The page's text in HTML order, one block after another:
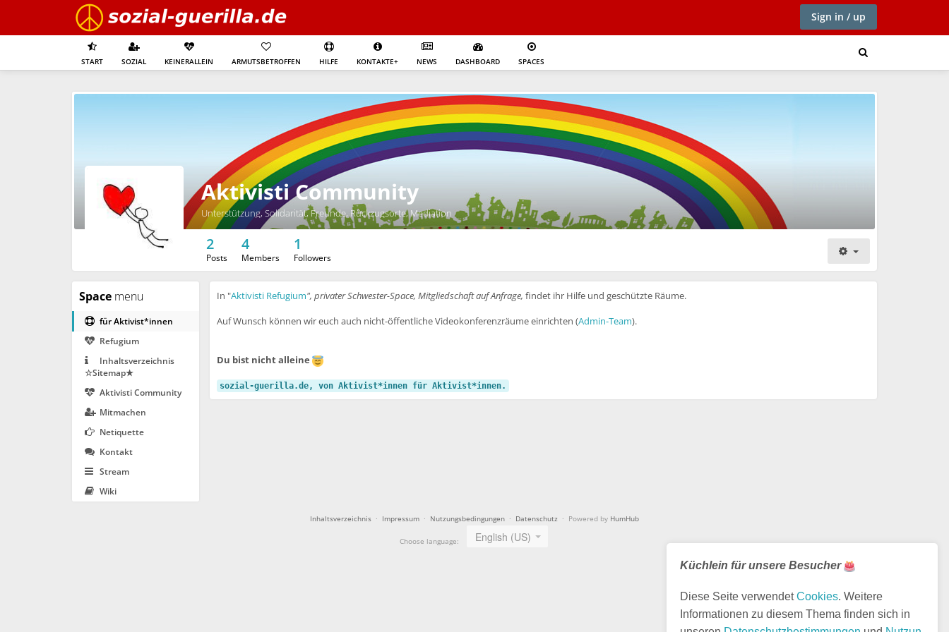
Küchlein für unsere Besucher
Diese Seite verwendetCookies. Weitere
Informationen zu diesem Thema finden sich in
Sign in / up
START SOZIAL KEINERALLEIN ARMUTSBETROFFEN HILFE KONTAKTE+ NEWS DASHBOARD SPACES
Aktivisti Community
Unterstützung, Solidarität, Freunde, Rückzugsorte, Mediation
2
Posts
4
Members
1
Followers
Space menu
für Aktivist*innen
Refugium
Inhaltsverzeichnis
☆Sitemap★
Aktivisti Community
Mitmachen
Netiquette
Kontakt
Stream
Wiki
In "Aktivisti Refugium", privater Schwester-Space, Mitgliedschaft auf Anfrage, findet ihr Hilfe und geschützte Räume.
Auf Wunsch können wir euch auch nicht-öffentliche Videokonferenzräume einrichten (Admin-Team).
Du bist nicht alleine
sozial-guerilla.de, von Aktivist*innen für Aktivist*innen.
Inhaltsverzeichnis · Impressum · Nutzungsbedingungen · Datenschutz · Powered by HumHub
Choose language: English (US)